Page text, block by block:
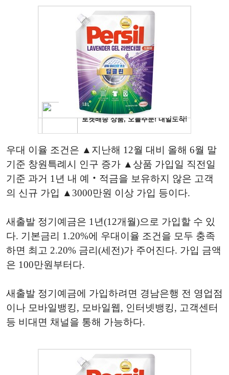
우대 이율 조건은 ▲지난해 12월 대비 올해 6월 말
기준 창원특례시 인구 증가 ▲상품 가입일 직전일
기준 과거 1년 내 예‧적금을 보유하지 않은 고객
의 신규 가입 ▲3000만원 이상 가입 등이다.
새출발 정기예금은 1년(12개월)으로 가입할 수 있
다. 기본금리 1.20%에 우대이율 조건을 모두 충족
하면 최고 2.20% 금리(세전)가 주어진다. 가입 금액
은 100만원부터다.
새출발 정기예금에 가입하려면 경남은행 전 영업점
이나 모바일뱅킹, 모바일웹, 인터넷뱅킹, 고객센터
등 비대면 채널을 통해 가능하다.